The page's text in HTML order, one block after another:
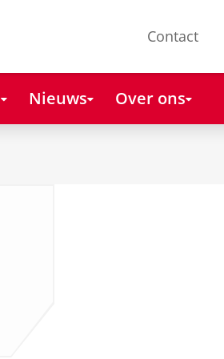
Contact
Nieuws Over ons